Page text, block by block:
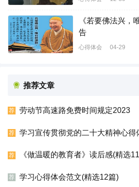
《若要佛法兴，
告
心得体会 04-29
推荐文章
荐 劳动节高速路免费时间规定2023
荐 学习宣传贯彻党的二十大精神心得
荐 《做温暖的教育者》读后感(精选
荐 学习心得体会范文(精选12篇)